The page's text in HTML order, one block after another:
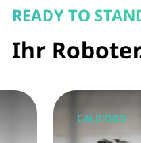
READY TO
Ihr
CALD'ORO